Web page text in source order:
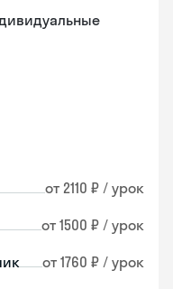
от 2110 ₽ / урок
от 1500 ₽ / урок
от 1760 ₽ / урок